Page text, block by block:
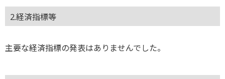
2.経済指標等
主要な経済指標の発表はありませんでした。